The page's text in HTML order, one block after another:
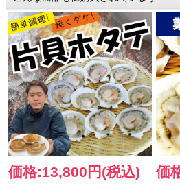
価格:13,800円(税込) 価